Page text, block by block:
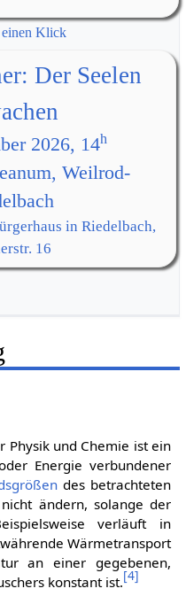
Klick
Der Seelen
2026, 14h
Weilrod-
in Riedelbach,
16
Physik und Chemie ist ein
Energie verbundener
des betrachteten
ändern, solange der
verläuft in
Wärmetransport
an einer gegebenen,
konstant ist.[4]